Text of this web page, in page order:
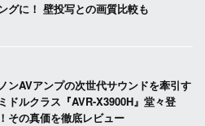
グに！ 壁投写との画質比較も
ンAVアンプの次世代サウンドを牽引す
ドルクラス『AVR-X3900H』堂々登
その真価を徹底レビュー